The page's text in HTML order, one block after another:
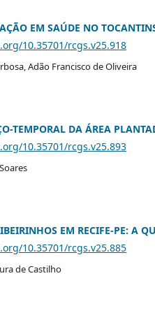
EM SAÚDE NO
10.35701/rcgs.v25.918
Adão Francisco de Oliveira
TEMPORAL DA ÁREA
10.35701/rcgs.v25.893
EM RECIFE-PE: A
10.35701/rcgs.v25.885
de Castilho